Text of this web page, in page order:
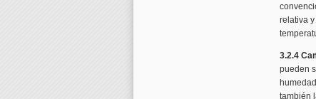
relativa
3.2.4
pueden
también